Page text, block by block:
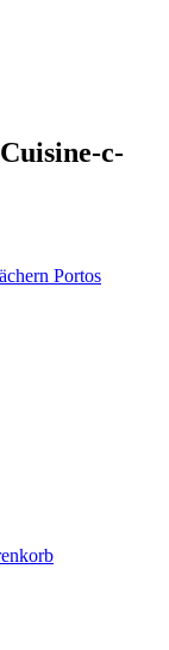
c-
Portos